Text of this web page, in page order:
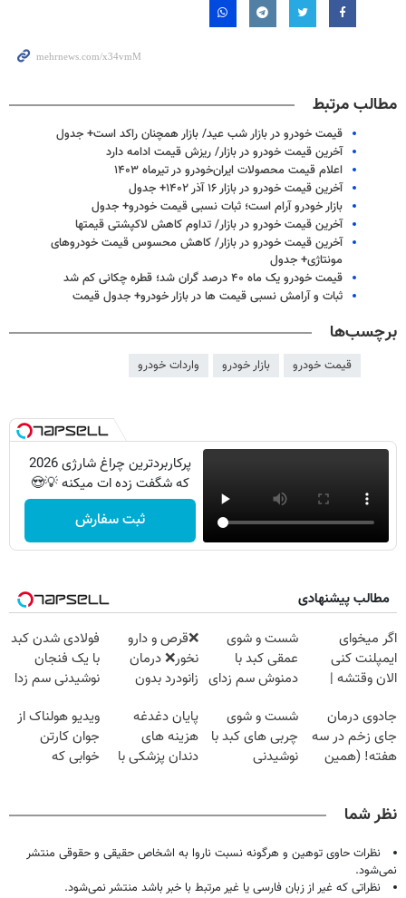
مطالب مرتبط
قیمت خودرو در بازار شب عید/ بازار همچنان راکد است+ جدول
آخرین قیمت خودرو در بازار/ ریزش قیمت ادامه دارد
اعلام قیمت محصولات ایران‌خودرو در تیرماه ۱۴۰۳
آخرین قیمت خودرو در بازار ۱۶ آذر ۱۴۰۲+ جدول
بازار خودرو آرام است؛ ثبات نسبی قیمت خودرو+ جدول
آخرین قیمت خودرو در بازار/ تداوم کاهش لاکپشتی قیمتها
آخرین قیمت خودرو در بازار/ کاهش محسوس قیمت خودروهای
مونتاژی+ جدول
قیمت خودرو یک ماه ۴۰ درصد گران شد؛ قطره چکانی کم شد
ثبات و آرامش نسبی قیمت ها در بازار خودرو+ جدول قیمت
برچسب‌ها
قیمت خودرو بازار خودرو واردات خودرو
پرکاربردترین چراغ شارژی 2026
که شگفت زده ات میکنه 💡😍
ثبت سفارش
مطالب پیشنهادی
اگر میخوای
ایمپلنت کنی
الان وقتشه |
میلیون تومان!!!
شست و شوی
عمقی کبد با
دمنوش سم زدای
❌قرص‌ و دارو
نخور❌ درمان
زانودرد بدون
فولادی شدن کبد
با یک فنجان
نوشیدنی سم زدا
جادوی درمان
جای زخم در سه
هفته! (همین
شست و شوی
چربی های کبد با
نوشیدنی
پایان دغدغه
هزینه های
دندان پزشکی با
ویدیو هولناک از
جوان کارتن
خوابی که
نظر شما
نظرات حاوی توهین و هرگونه نسبت ناروا به اشخاص حقیقی و حقوقی منتشر
نمی‌شود.
نظراتی که غیر از زبان فارسی یا غیر مرتبط با خبر باشد منتشر نمی‌شود.